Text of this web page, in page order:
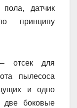
датчик
принципу
отсек для
пылесоса
и одно
две боковые